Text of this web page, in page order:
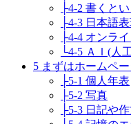
├4-2 書くと
├4-3 日本語
├4-4 オンラ
└4-5 ＡＩ(人
5 まずはホームペ
├5-1 個人年表
├5-2 写真
├5-3 日記や